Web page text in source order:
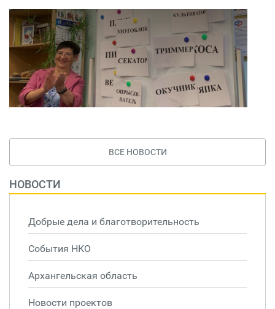
ВСЕ НОВОСТИ
НОВОСТИ
Добрые дела и благотворительность
События НКО
Архангельская область
Новости проектов